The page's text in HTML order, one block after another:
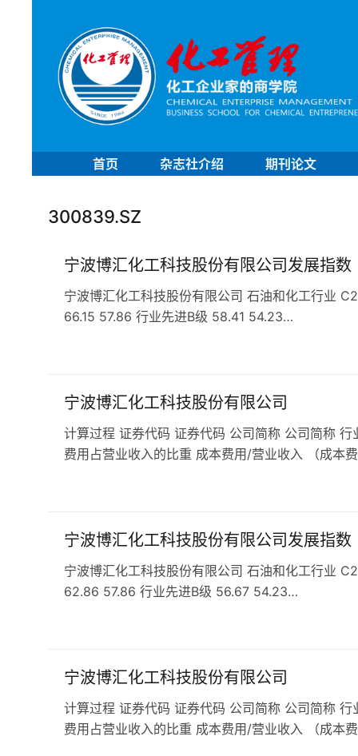
首页 杂志社介绍 期刊论文
300839.SZ
宁波博汇化工科技股份有限公司发展指数
宁波博汇化工科技股份有限公司 石油和化工行业
66.15 57.86 行业先进B级 58.41 54.23…
宁波博汇化工科技股份有限公司
计算过程 证券代码 证券代码 公司简称 公司简称
费用占营业收入的比重 成本费用/营业收入 （成本
宁波博汇化工科技股份有限公司发展指数
宁波博汇化工科技股份有限公司 石油和化工行业
62.86 57.86 行业先进B级 56.67 54.23…
宁波博汇化工科技股份有限公司
计算过程 证券代码 证券代码 公司简称 公司简称
费用占营业收入的比重 成本费用/营业收入 （成本